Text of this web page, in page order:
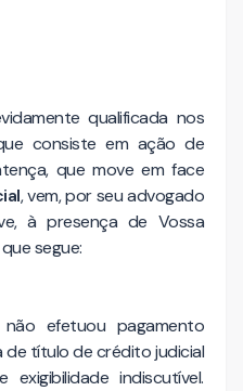
qualificada nos
consiste em ação de
que move em face
, vem, por seu advogado
à presença de Vossa
segue:
efetuou pagamento
de título de crédito judicial
indiscutível.